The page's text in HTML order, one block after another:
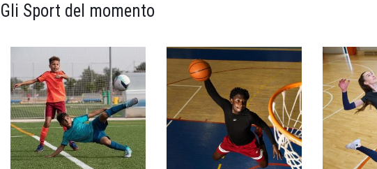
Gli Sport del momento